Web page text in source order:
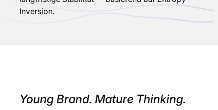
Inversion.
Young Brand. Mature Thinking.